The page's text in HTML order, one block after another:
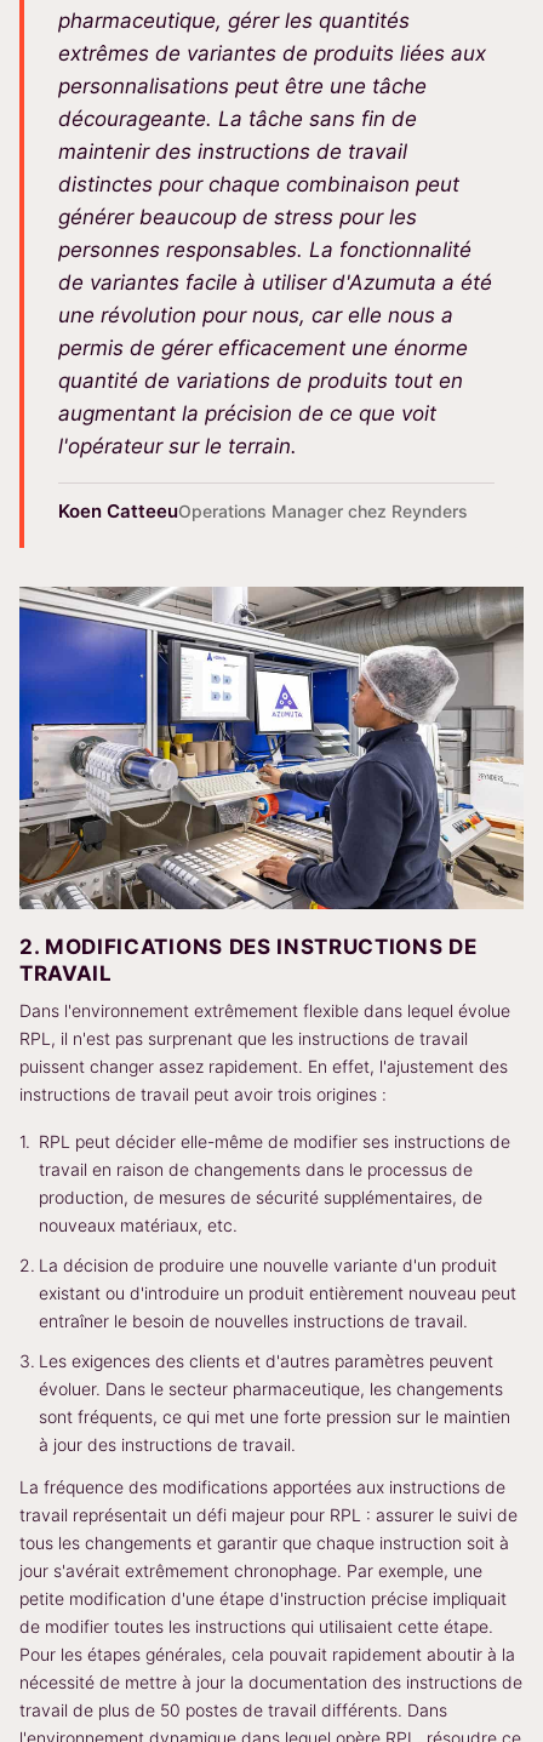
pharmaceutique, gérer les quantités
extrêmes de variantes de produits liées aux
personnalisations peut être une tâche
décourageante. La tâche sans fin de
maintenir des instructions de travail
distinctes pour chaque combinaison peut
générer beaucoup de stress pour les
personnes responsables. La fonctionnalité
de variantes facile à utiliser d'Azumuta a été
une révolution pour nous, car elle nous a
permis de gérer efficacement une énorme
quantité de variations de produits tout en
augmentant la précision de ce que voit
l'opérateur sur le terrain.
Koen CatteeuOperations Manager chez Reynders
2. MODIFICATIONS DES INSTRUCTIONS DE
TRAVAIL
Dans l'environnement extrêmement flexible dans lequel évolue
RPL, il n'est pas surprenant que les instructions de travail
puissent changer assez rapidement. En effet, l'ajustement des
instructions de travail peut avoir trois origines :
RPL peut décider elle-même de modifier ses instructions de
travail en raison de changements dans le processus de
production, de mesures de sécurité supplémentaires, de
nouveaux matériaux, etc.
La décision de produire une nouvelle variante d'un produit
existant ou d'introduire un produit entièrement nouveau peut
entraîner le besoin de nouvelles instructions de travail.
Les exigences des clients et d'autres paramètres peuvent
évoluer. Dans le secteur pharmaceutique, les changements
sont fréquents, ce qui met une forte pression sur le maintien
à jour des instructions de travail.
La fréquence des modifications apportées aux instructions de
travail représentait un défi majeur pour RPL : assurer le suivi de
tous les changements et garantir que chaque instruction soit à
jour s'avérait extrêmement chronophage. Par exemple, une
petite modification d'une étape d'instruction précise impliquait
de modifier toutes les instructions qui utilisaient cette étape.
Pour les étapes générales, cela pouvait rapidement aboutir à la
nécessité de mettre à jour la documentation des instructions de
travail de plus de 50 postes de travail différents. Dans